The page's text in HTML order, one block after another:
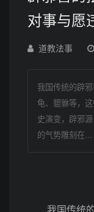
对事与愿
道教法事
我国传统的辟
龟、貔貅等，
史演变，辟邪
的气势雕刻在...